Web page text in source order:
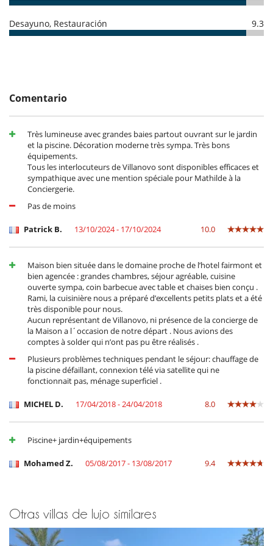
Desayuno, Restauración 9.3
Comentario
Très lumineuse avec grandes baies partout ouvrant sur le jardin
et la piscine. Décoration moderne très sympa. Très bons
équipements.
Tous les interlocuteurs de Villanovo sont disponibles efficaces et
sympathique avec une mention spéciale pour Mathilde à la
Conciergerie.
Pas de moins
Patrick B. 13/10/2024 - 17/10/2024 10.0
Maison bien située dans le domaine proche de l’hotel fairmont et
bien agencée : grandes chambres, séjour agréable, cuisine
ouverte sympa, coin barbecue avec table et chaises bien conçu .
Rami, la cuisinière nous a préparé d’excellents petits plats et a été
très disponible pour nous.
Aucun représentant de Villanovo, ni présence de la concierge de
la Maison a l´occasion de notre départ . Nous avions des
comptes à solder qui n’ont pas pu être réalisés .
Plusieurs problèmes techniques pendant le séjour: chauffage de
la piscine défaillant, connexion télé via satellite qui ne
fonctionnait pas, ménage superficiel .
MICHEL D. 17/04/2018 - 24/04/2018 8.0
Piscine+ jardin+équipements
Mohamed Z. 05/08/2017 - 13/08/2017 9.4
Otras villas de lujo similares